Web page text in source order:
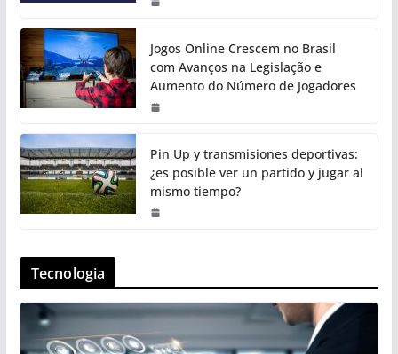
Jogos Online Crescem no Brasil
com Avanços na Legislação e
Aumento do Número de Jogadores
Pin Up y transmisiones deportivas:
¿es posible ver un partido y jugar al
mismo tiempo?
Tecnologia